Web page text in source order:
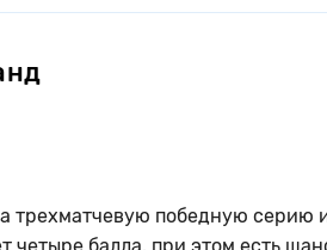
трехматчевую победную серию